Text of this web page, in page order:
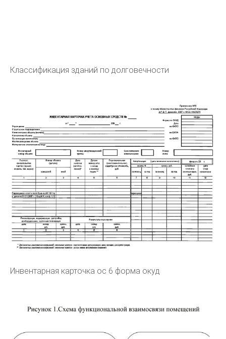
Классификация зданий по долговечности
Инвентарная карточка ос 6 форма окуд